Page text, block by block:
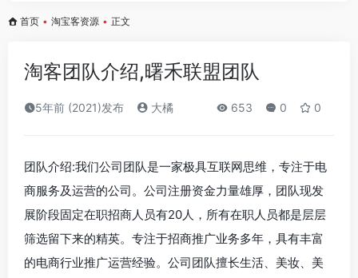
首页 • 淘宝客资源 • 正文
淘客团队介绍,曙禾联盟团队
5年前 (2021)发布 大橘 653 0 0
团队介绍:我们公司团队是一家极具互联网思维，专注于电
商服务及运营的公司。公司注册资金力量雄厚，团队现发
展阶段固定在职招商人员有20人，所有在职人员都是层层
筛选留下来的精英。专注于招商推广业务多年，具有丰富
的电商行业推广运营经验。公司团队擅长生活、美妆、美